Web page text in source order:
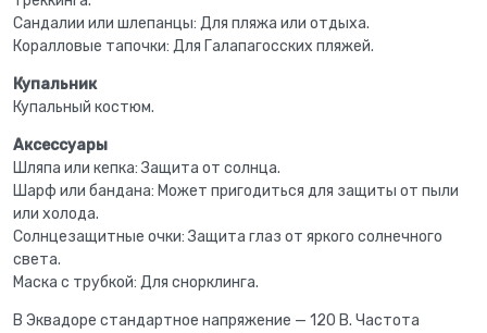
Сандалии или шлепанцы: Для пляжа или отдыха.
Коралловые тапочки: Для Галапагосских пляжей.
Купальник
Купальный костюм.
Аксессуары
Шляпа или кепка: Защита от солнца.
Шарф или бандана: Может пригодиться для защиты от пыли
или холода.
Солнцезащитные очки: Защита глаз от яркого солнечного
света.
Маска с трубкой: Для снорклинга.
В Эквадоре стандартное напряжение — 120 В. Частота